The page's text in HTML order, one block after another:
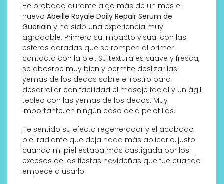
He probado durante algo más de un mes el
nuevo Abeille Royale Daily Repair Serum de
Guerlain y ha sido una experiencia muy
agradable. Primero su impacto visual con las
esferas doradas que se rompen al primer
contacto con la piel. Su textura es suave y fresca,
se abosrbe muy bien y permite deslizar las
yemas de los dedos sobre el rostro para
desarrollar con facilidad el masaje facial y un ágil
tecleo con las yemas de los dedos. Muy
importante, en ningún caso deja pelotillas.
He sentido su efecto regenerador y el acabado
piel radiante que deja nada más aplicarlo, justo
cuando mi piel estaba más castigada por los
excesos de las fiestas navideñas que fue cuando
empecé a usarlo.